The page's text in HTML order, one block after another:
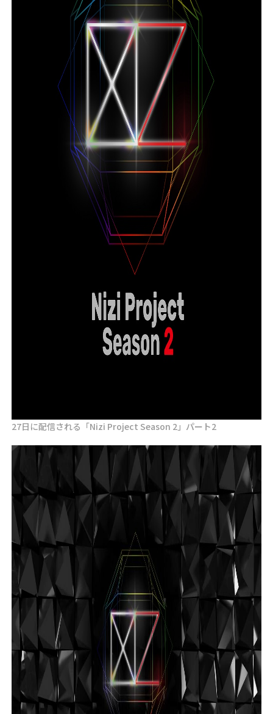
27日に配信される「Nizi Project Season 2」パート2